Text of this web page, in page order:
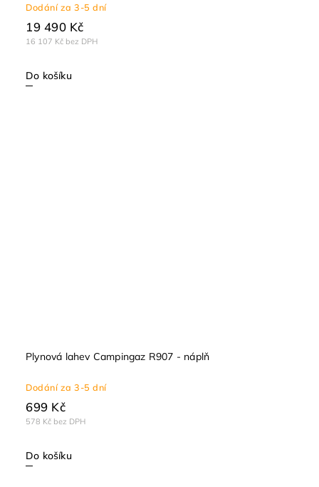
Dodání za 3-5 dní
16 107 Kč bez DPH
19 490 Kč
Do košíku
Plynová lahev Campingaz R907 - náplň
Dodání za 3-5 dní
578 Kč bez DPH
699 Kč
Do košíku